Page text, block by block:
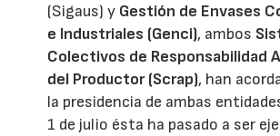
(Sigaus) y Gestión de Envases
e Industriales (Genci), ambos
Colectivos de Responsabilidad
del Productor (Scrap), han
la presidencia de ambas
1 de julio ésta ha pasado a ser